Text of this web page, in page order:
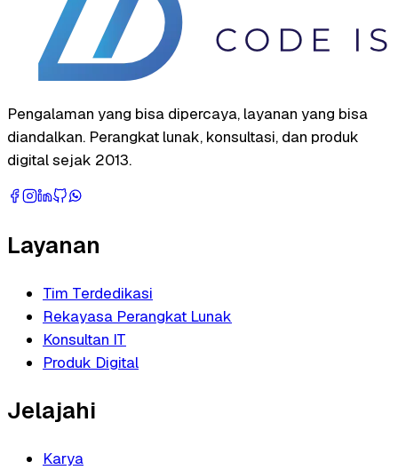
Pengalaman yang bisa dipercaya, layanan yang bisa
diandalkan. Perangkat lunak, konsultasi, dan produk
digital sejak 2013.
Layanan
Tim Terdedikasi
Rekayasa Perangkat Lunak
Konsultan IT
Produk Digital
Jelajahi
Karya